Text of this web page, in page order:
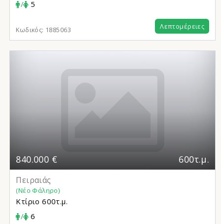
/
5
Κωδικός: 1885063 Λεπτομέρειες
840.000 € 600τ.μ.
Πειραιάς
(Νέο Φάληρο)
Κτίριο 600τ.μ.
/
6